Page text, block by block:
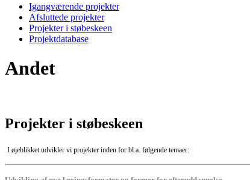
Igangværende projekter
Afsluttede projekter
Projekter i støbeskeen
Projektdatabase
Andet
Projekter i støbeskeen
I øjeblikket udvikler vi projekter inden for bl.a. følgende temaer: